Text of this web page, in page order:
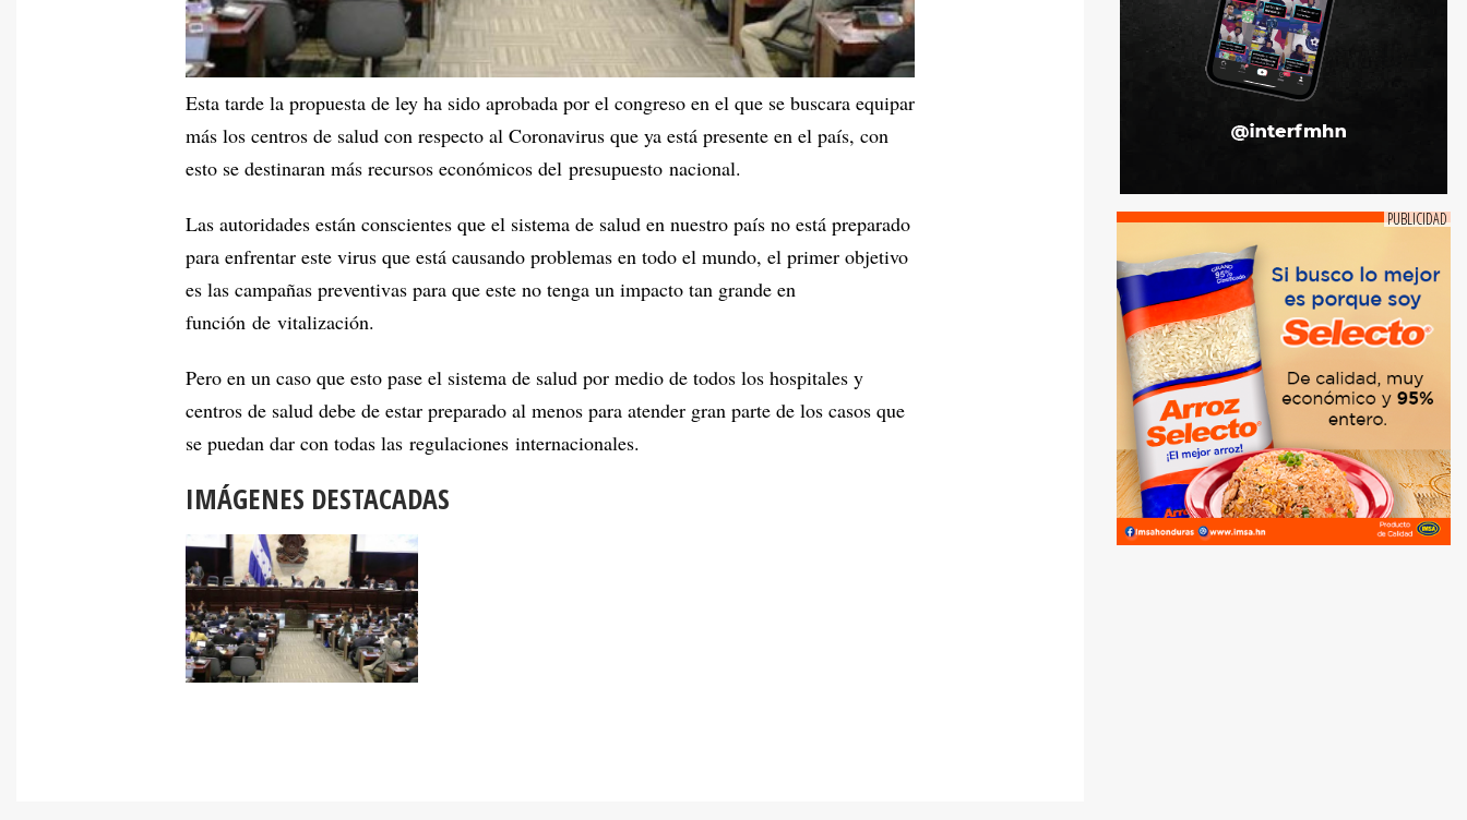
Esta tarde la propuesta de ley ha sido aprobada por el congreso en el que se buscara equipar
más los centros de salud con respecto al Coronavirus que ya está presente en el país, con
esto se destinaran más recursos económicos del presupuesto nacional.
Las autoridades están conscientes que el sistema de salud en nuestro país no está preparado
para enfrentar este virus que está causando problemas en todo el mundo, el primer objetivo
es las campañas preventivas para que este no tenga un impacto tan grande en
función de vitalización.
Pero en un caso que esto pase el sistema de salud por medio de todos los hospitales y
centros de salud debe de estar preparado al menos para atender gran parte de los casos que
se puedan dar con todas las regulaciones internacionales.
IMÁGENES DESTACADAS